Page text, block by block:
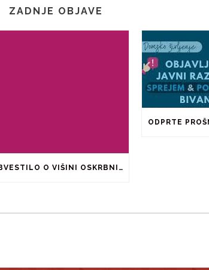
ZADNJE OBJAVE
OBVESTILO O VIŠINI OSKRBNINE ZA ŠOLSKO LETO 2026/2027